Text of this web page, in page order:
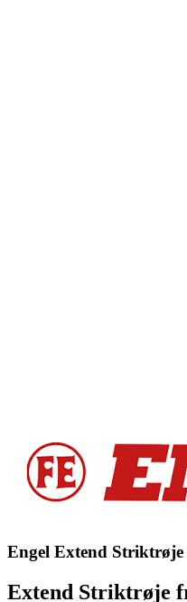
Engel Extend Striktrøje
Extend Striktrøje